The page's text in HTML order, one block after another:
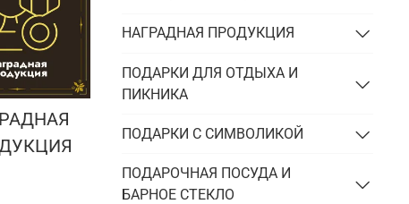
НАГРАДНАЯ ПРОДУКЦИЯ
ПОДАРКИ ДЛЯ ОТДЫХА И
ПИКНИКА
ПОДАРКИ С СИМВОЛИКОЙ
ПОДАРОЧНАЯ ПОСУДА И
БАРНОЕ СТЕКЛО